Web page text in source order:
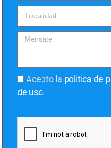
Acepto la politica de
de uso.